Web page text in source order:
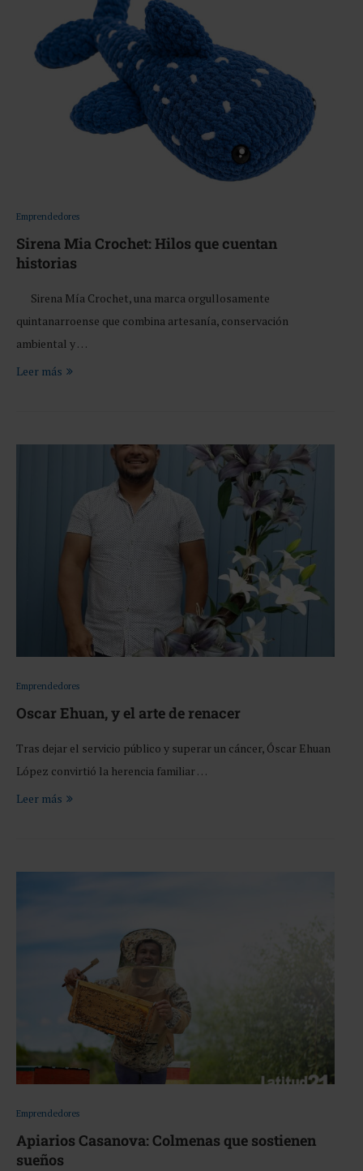
Emprendedores
Sirena Mia Crochet: Hilos que cuentan
historias
Sirena Mía Crochet, una marca orgullosamente
quintanarroense que combina artesanía, conservación
ambiental y …
Leer más
Emprendedores
Oscar Ehuan, y el arte de renacer
Tras dejar el servicio público y superar un cáncer, Óscar Ehuan
López convirtió la herencia familiar …
Leer más
Emprendedores
Apiarios Casanova: Colmenas que sostienen
sueños